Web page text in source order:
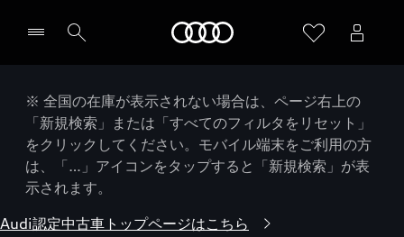
※ 全国の在庫が表示されない場合は、ページ右上の
「新規検索」または「すべてのフィルタをリセット」
をクリックしてください。モバイル端末をご利用の方
は、「…」アイコンをタップすると「新規検索」が表
示されます。
Audi認定中古車トップページはこちら